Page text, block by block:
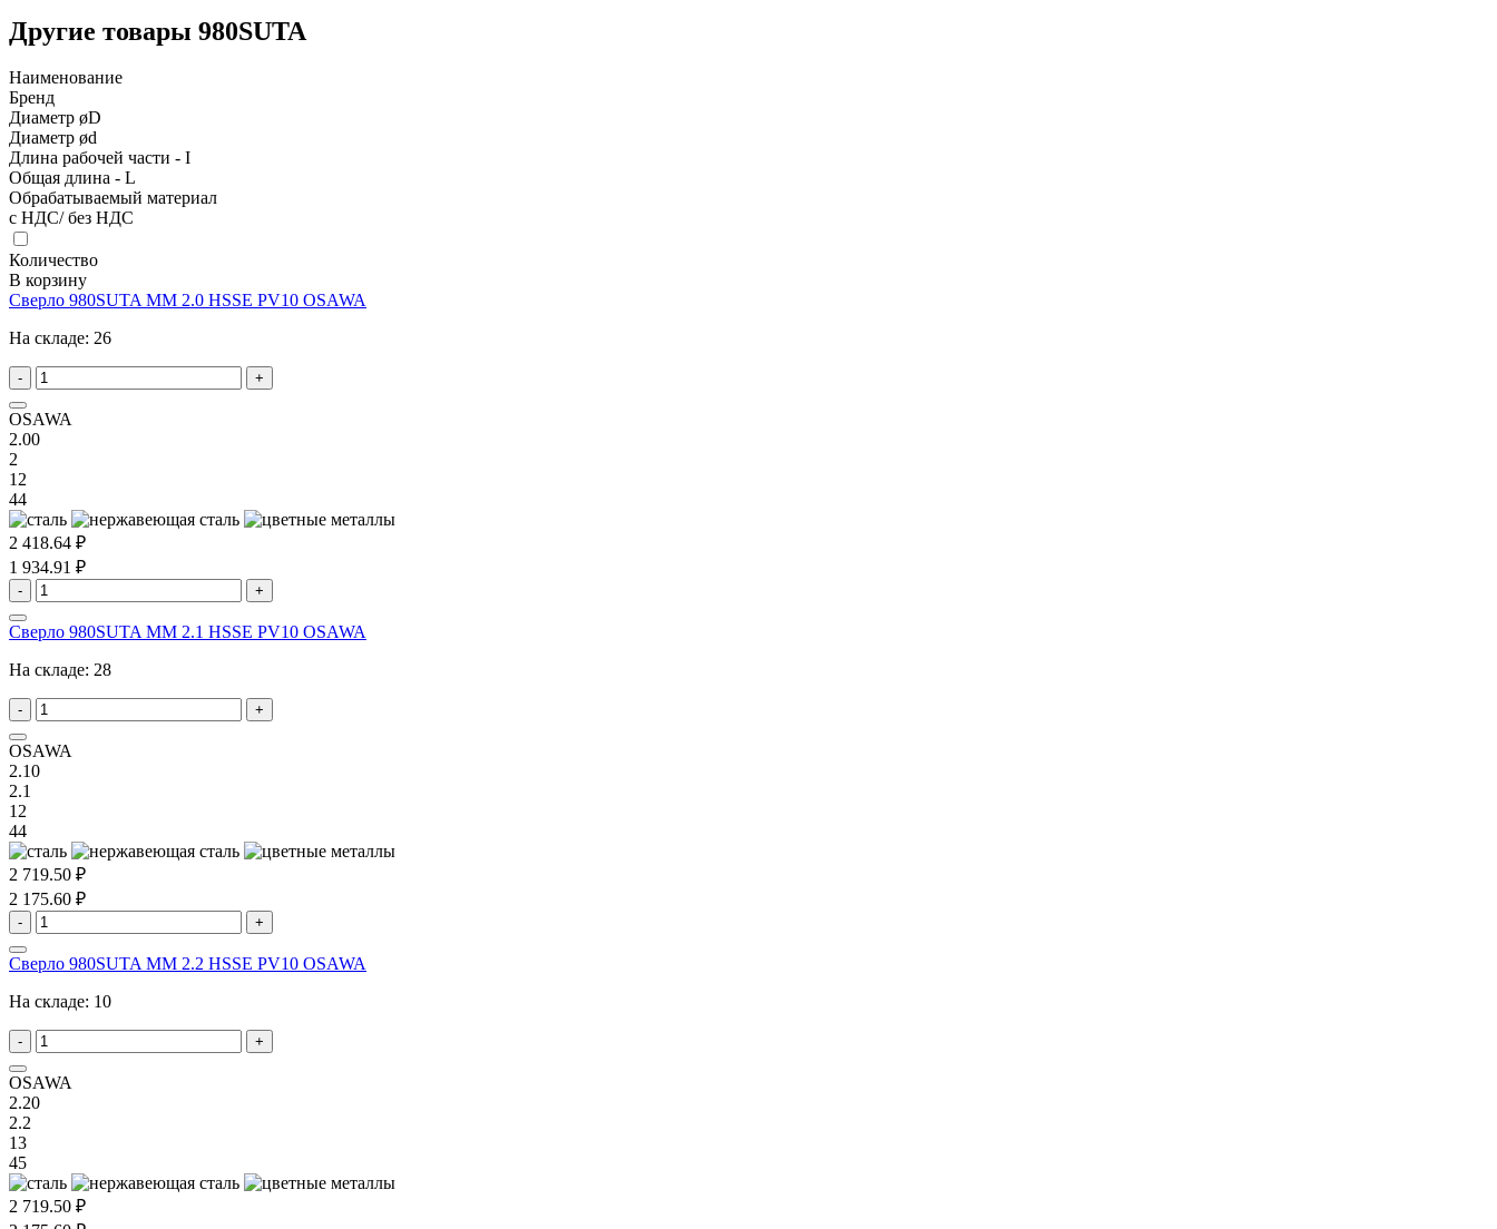
Другие товары 980SUTA
Наименование
Бренд
Диаметр øD
Диаметр ød
Длина рабочей части - I
Общая длина - L
Обрабатываемый материал
с НДС/ без НДС
Количество
В корзину
Сверло 980SUTA MM 2.0 HSSE PV10 OSAWA
На складе: 26
- +
OSAWA
2.00
2
12
44
2 418.64 ₽
1 934.91 ₽
- +
Сверло 980SUTA MM 2.1 HSSE PV10 OSAWA
На складе: 28
- +
OSAWA
2.10
2.1
12
44
2 719.50 ₽
2 175.60 ₽
- +
Сверло 980SUTA MM 2.2 HSSE PV10 OSAWA
На складе: 10
- +
OSAWA
2.20
2.2
13
45
2 719.50 ₽